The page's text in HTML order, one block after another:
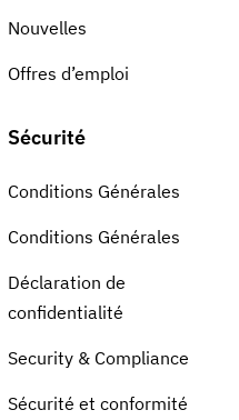
Nouvelles
Offres d’emploi
Sécurité
Conditions Générales
Conditions Générales
Déclaration de
confidentialité
Security & Compliance
Sécurité et conformité